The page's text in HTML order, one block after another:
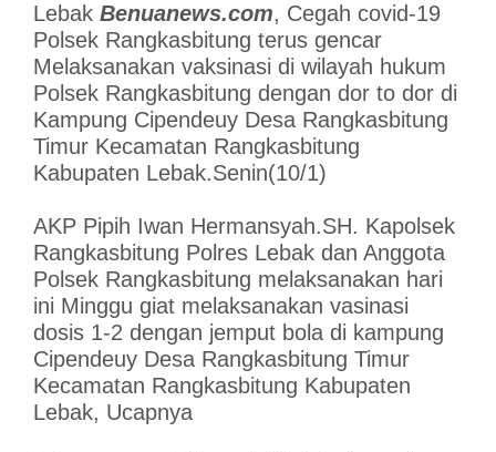
Lebak Benuanews.com, Cegah covid-19
Polsek Rangkasbitung terus gencar
Melaksanakan vaksinasi di wilayah hukum
Polsek Rangkasbitung dengan dor to dor di
Kampung Cipendeuy Desa Rangkasbitung
Timur Kecamatan Rangkasbitung
Kabupaten Lebak.Senin(10/1)
AKP Pipih Iwan Hermansyah.SH. Kapolsek
Rangkasbitung Polres Lebak dan Anggota
Polsek Rangkasbitung melaksanakan hari
ini Minggu giat melaksanakan vasinasi
dosis 1-2 dengan jemput bola di kampung
Cipendeuy Desa Rangkasbitung Timur
Kecamatan Rangkasbitung Kabupaten
Lebak, Ucapnya